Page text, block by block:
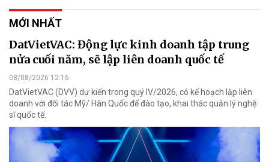
MỚI NHẤT
DatVietVAC: Động lực kinh doanh tập trung
nửa cuối năm, sẽ lập liên doanh quốc tế
08/08/2026 12:16
DatVietVAC (DVV) dự kiến trong quý IV/2026, có kế hoạch lập liên
doanh với đối tác Mỹ/ Hàn Quốc để đào tạo, khai thác quản lý nghệ
sĩ quốc tế.